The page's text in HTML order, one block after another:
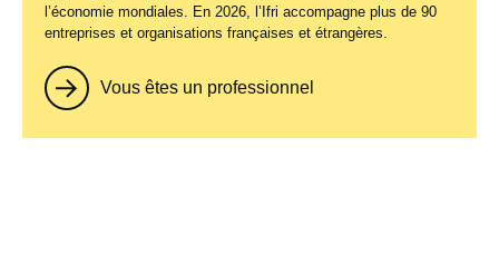
l’économie mondiales. En 2026, l’Ifri accompagne plus de 90
entreprises et organisations françaises et étrangères.
Vous êtes un professionnel